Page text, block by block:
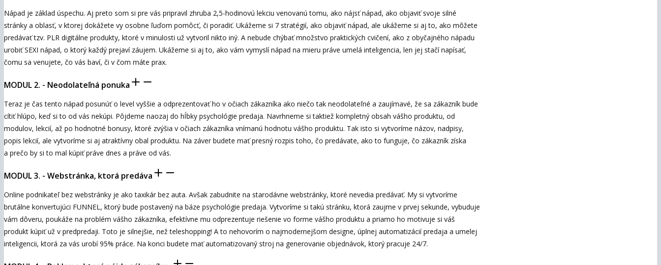
Nápad je základ úspechu. Aj preto som si pre vás pripravil zhruba 2,5-hodinovú lekciu venovanú tomu, ako nájsť nápad, ako objaviť svoje silné
stránky a oblasť, v ktorej dokážete vy osobne ľuďom pomôcť, či poradiť. Ukážeme si 7 stratégií, ako objaviť nápad, ale ukážeme si aj to, ako môžete
predávať tzv. PLR digitálne produkty, ktoré v minulosti už vytvoril nikto iný. A nebude chýbať množstvo praktických cvičení, ako z obyčajného nápadu
urobiť SEXI nápad, o ktorý každý prejaví záujem. Ukážeme si aj to, ako vám vymyslí nápad na mieru práve umelá inteligencia, len jej stačí napísať,
čomu sa venujete, čo vás baví, či v čom máte prax.
MODUL 2. - Neodolateľná ponuka
Teraz je čas tento nápad posunúť o level vyššie a odprezentovať ho v očiach zákazníka ako niečo tak neodolateľné a zaujímavé, že sa zákazník bude
cítiť hlúpo, keď si to od vás nekúpi. Pôjdeme naozaj do hĺbky psychológie predaja. Navrhneme si taktiež kompletný obsah vášho produktu, od
modulov, lekcií, až po hodnotné bonusy, ktoré zvýšia v očiach zákazníka vnímanú hodnotu vášho produktu. Tak isto si vytvoríme názov, nadpisy,
popis lekcií, ale vytvoríme si aj atraktívny obal produktu. Na záver budete mať presný rozpis toho, čo predávate, ako to funguje, čo zákazník získa
a prečo by si to mal kúpiť práve dnes a práve od vás.
MODUL 3. - Webstránka, ktorá predáva
Online podnikateľ bez webstránky je ako taxikár bez auta. Avšak zabudnite na starodávne webstránky, ktoré nevedia predávať. My si vytvoríme
brutálne konvertujúci FUNNEL, ktorý bude postavený na báze psychológie predaja. Vytvoríme si takú stránku, ktorá zaujme v prvej sekunde, vybuduje
vám dôveru, poukáže na problém vášho zákazníka, efektívne mu odprezentuje riešenie vo forme vášho produktu a priamo ho motivuje si váš
produkt kúpiť už v predpredaji. Toto je silnejšie, než teleshopping! A to nehovorím o najmodernejšom designe, úplnej automatizácií predaja a umelej
inteligencii, ktorá za vás urobí 95% práce. Na konci budete mať automatizovaný stroj na generovanie objednávok, ktorý pracuje 24/7.